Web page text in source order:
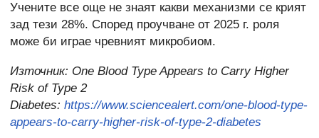
Учените все още не знаят какви механизми се крият
зад тези 28%. Според проучване от 2025 г. роля
може би играе чревният микробиом.
Източник: One Blood Type Appears to Carry Higher
Risk of Type 2
Diabetes: https://www.sciencealert.com/one-blood-type-
appears-to-carry-higher-risk-of-type-2-diabetes